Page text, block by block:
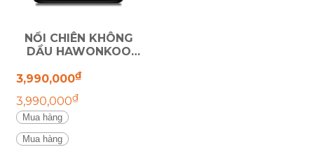
NỒI CHIÊN KHÔNG
DẦU HAWONKOO
3,990,000₫
3,990,000₫
Mua hàng
Mua hàng